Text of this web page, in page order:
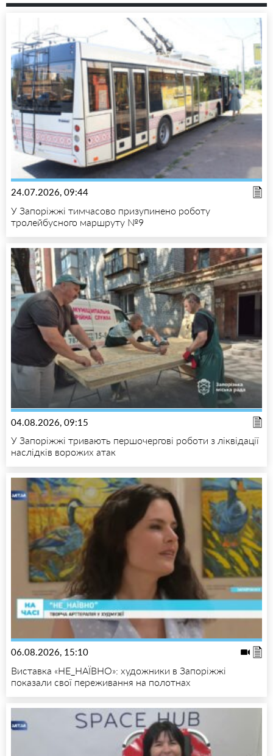
24.07.2026, 09:44
У Запоріжжі тимчасово призупинено роботу
тролейбусного маршруту №9
04.08.2026, 09:15
У Запоріжжі тривають першочергові роботи з ліквідації
наслідків ворожих атак
06.08.2026, 15:10
Виставка «НЕ_НАЇВНО»: художники в Запоріжжі
показали свої переживання на полотнах